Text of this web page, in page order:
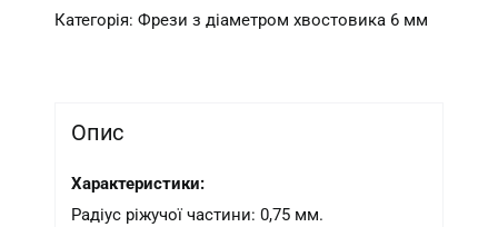
Категорія:Фрези з діаметром хвостовика 6 мм
Опис
Характеристики:
Радіус ріжучої частини: 0,75 мм.